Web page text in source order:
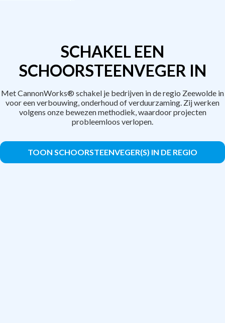
SCHAKEL EEN
SCHOORSTEENVEGER IN
Met CannonWorks® schakel je bedrijven in de regio Zeewolde in
voor een verbouwing, onderhoud of verduurzaming. Zij werken
volgens onze bewezen methodiek, waardoor projecten
probleemloos verlopen.
TOON SCHOORSTEENVEGER(S) IN DE REGIO